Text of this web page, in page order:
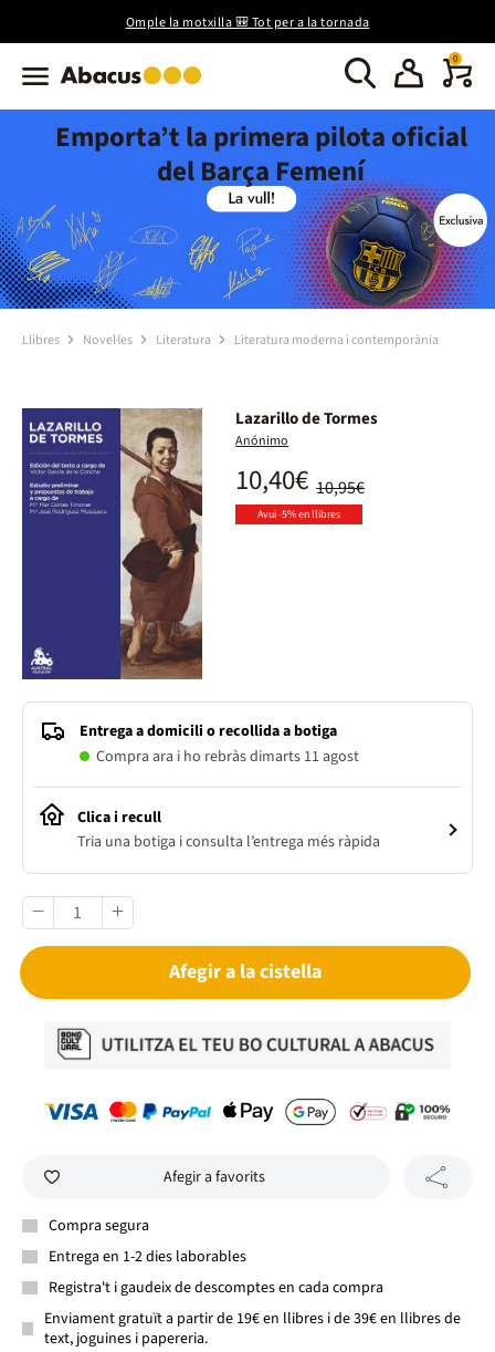
Omple la motxilla 🎒 Tot per a la tornada
0
Emporta’t la primera pilota oficial
del Barça Femení
Llibres Novel·les Literatura Literatura moderna i contemporània
Lazarillo de Tormes
Anónimo
10,95€
10,40€
Avui -5% en llibres
Entrega a domicili o recollida a botiga
Compra ara i ho rebràs dimarts 11 agost
Clica i recull
Tria una botiga i consulta l’entrega més ràpida
Afegir a la cistella
Afegir a favorits
Compra segura
Entrega en 1-2 dies laborables
Registra't i gaudeix de descomptes en cada compra
Enviament gratuït a partir de 19€ en llibres i de 39€ en llibres de
text, joguines i papereria.